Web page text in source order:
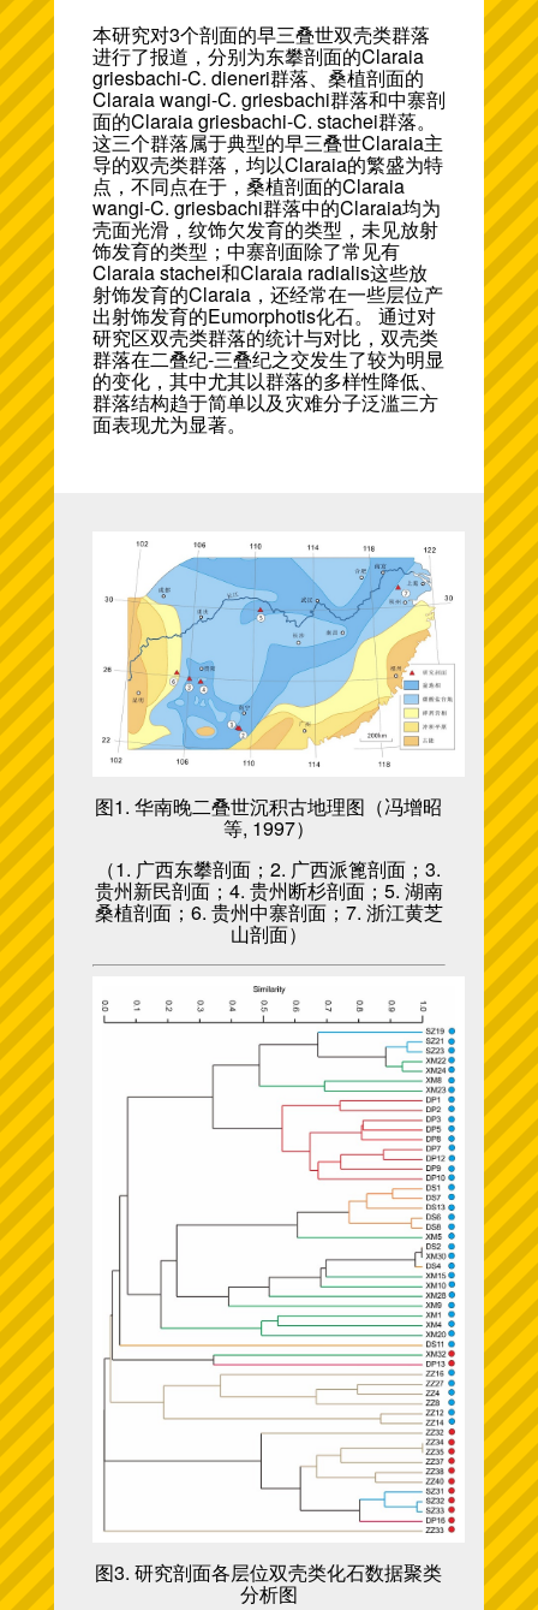
本研究对3个剖面的早三叠世双壳类群落
进行了报道，分别为东攀剖面的Claraia
griesbachi-C. dieneri群落、桑植剖面的
Claraia wangi-C. griesbachi群落和中寨剖
面的Claraia griesbachi-C. stachei群落。
这三个群落属于典型的早三叠世Claraia主
导的双壳类群落，均以Claraia的繁盛为特
点，不同点在于，桑植剖面的Claraia
wangi-C. griesbachi群落中的Claraia均为
壳面光滑，纹饰欠发育的类型，未见放射
饰发育的类型；中寨剖面除了常见有
Claraia stachei和Claraia radialis这些放
射饰发育的Claraia，还经常在一些层位产
出射饰发育的Eumorphotis化石。 通过对
研究区双壳类群落的统计与对比，双壳类
群落在二叠纪-三叠纪之交发生了较为明显
的变化，其中尤其以群落的多样性降低、
群落结构趋于简单以及灾难分子泛滥三方
面表现尤为显著。
图1. 华南晚二叠世沉积古地理图（冯增昭
等, 1997）
（1. 广西东攀剖面；2. 广西派篦剖面；3.
贵州新民剖面；4. 贵州断杉剖面；5. 湖南
桑植剖面；6. 贵州中寨剖面；7. 浙江黄芝
山剖面）
图3. 研究剖面各层位双壳类化石数据聚类
分析图